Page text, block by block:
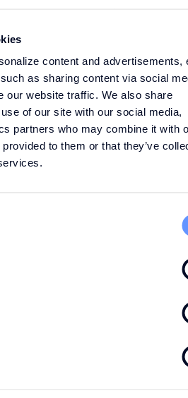
content and advertisements,
as sharing content via social
our website traffic. We also share
of our site with our social media,
partners who may combine it with
to them or that they’ve